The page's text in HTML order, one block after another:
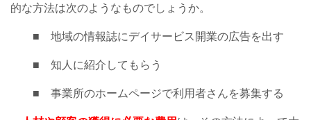
的な方法は次のようなものでしょうか。
■ 地域の情報誌にデイサービス開業の広告を出す
■ 知人に紹介してもらう
■ 事業所のホームページで利用者さんを募集する